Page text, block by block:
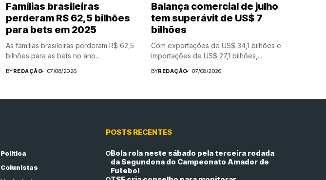
Famílias brasileiras
perderam R$ 62,5 bilhões
para bets em 2025
As famílias brasileiras perderam R$ 62,5
bilhões para as bets no ano...
BYREDAÇÃO 07/08/2026
Balança comercial de julho
tem superávit de US$ 7
bilhões
Com exportações de US$ 34,1 bilhões e
importações de US$ 27,1 bilhões,...
BYREDAÇÃO 07/08/2026
Política
Colunistas
POSTS RECENTES
Bola rola neste sábado pela terceira rodada
da Segundona do Campeonato Amador de
Futebol